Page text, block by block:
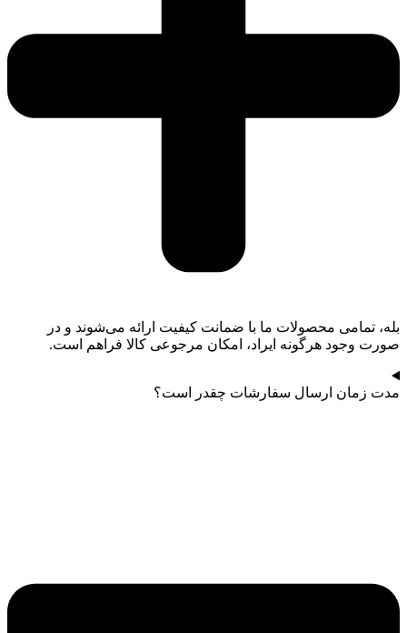
بله، تمامی محصولات ما با ضمانت کیفیت ارائه می‌شوند و در
صورت وجود هرگونه ایراد، امکان مرجوعی کالا فراهم است.
مدت زمان ارسال سفارشات چقدر است؟